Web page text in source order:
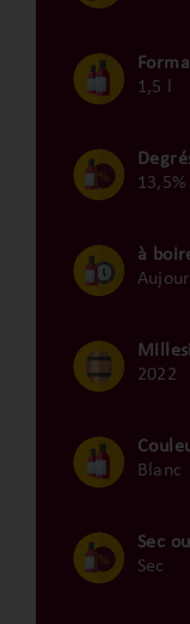
1,5 l
13,5%
à
2022
Blanc
Sec
Sec